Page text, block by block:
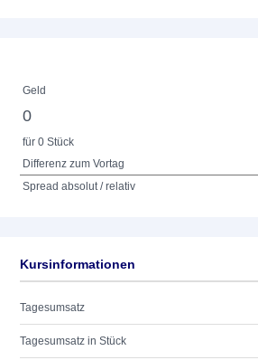
Geld
0
für 0 Stück
Differenz zum Vortag
Spread absolut / relativ
Kursinformationen
Tagesumsatz
Tagesumsatz in Stück